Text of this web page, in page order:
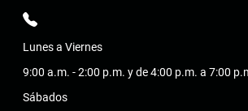
Lunes a Viernes
9:00 a.m. - 2:00 p.m. y de 4:00 p.m. a 7:00
Sábados